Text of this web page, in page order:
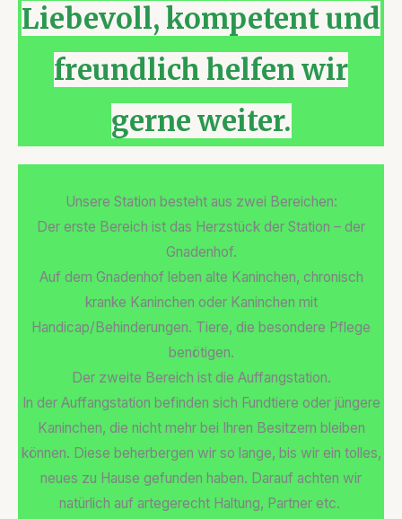
Liebevoll, kompetent und
freundlich helfen wir
gerne weiter.
Unsere Station besteht aus zwei Bereichen:
Der erste Bereich ist das Herzstück der Station – der
Gnadenhof.
Auf dem Gnadenhof leben alte Kaninchen, chronisch
kranke Kaninchen oder Kaninchen mit
Handicap/Behinderungen. Tiere, die besondere Pflege
benötigen.
Der zweite Bereich ist die Auffangstation.
In der Auffangstation befinden sich Fundtiere oder jüngere
Kaninchen, die nicht mehr bei Ihren Besitzern bleiben
können. Diese beherbergen wir so lange, bis wir ein tolles,
neues zu Hause gefunden haben. Darauf achten wir
natürlich auf artegerecht Haltung, Partner etc.